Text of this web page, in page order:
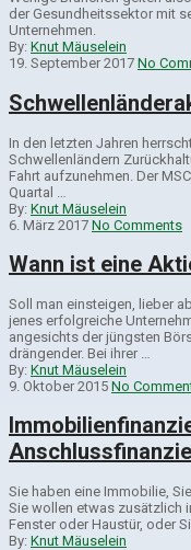
der Gesundheitssektor mit
Unternehmen.
By: Knut Mäuselein
19. September 2017 No
In den letzten Jahren
Schwellenländern
Fahrt aufzunehmen. Der
Quartal …
By: Knut Mäuselein
6. März 2017 No Comments
Wann ist eine
Soll man einsteigen, lieber
jenes erfolgreiche
angesichts der jüngsten
drängender. Bei ihrer …
By: Knut Mäuselein
9. Oktober 2015 No
Sie haben eine Immobilie,
Sie wollen etwas zusätzlich
Fenster oder Haustür, oder
By: Knut Mäuselein